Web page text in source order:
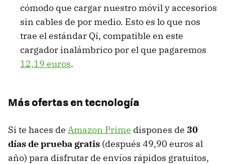
cómodo que cargar nuestro móvil y accesorios
sin cables de por medio. Esto es lo que nos
trae el estándar Qi, compatible en este
cargador inalámbrico por el que pagaremos
12,19 euros.
Más ofertas en tecnología
Si te haces de Amazon Prime dispones de 30
días de prueba gratis (después 49,90 euros al
año) para disfrutar de envíos rápidos gratuitos,